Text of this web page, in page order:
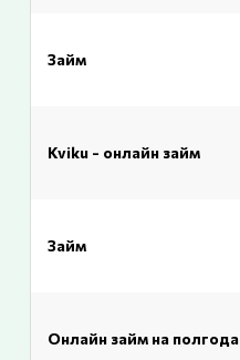
Займ
Kviku - онлайн займ
Займ
Онлайн займ на полгода